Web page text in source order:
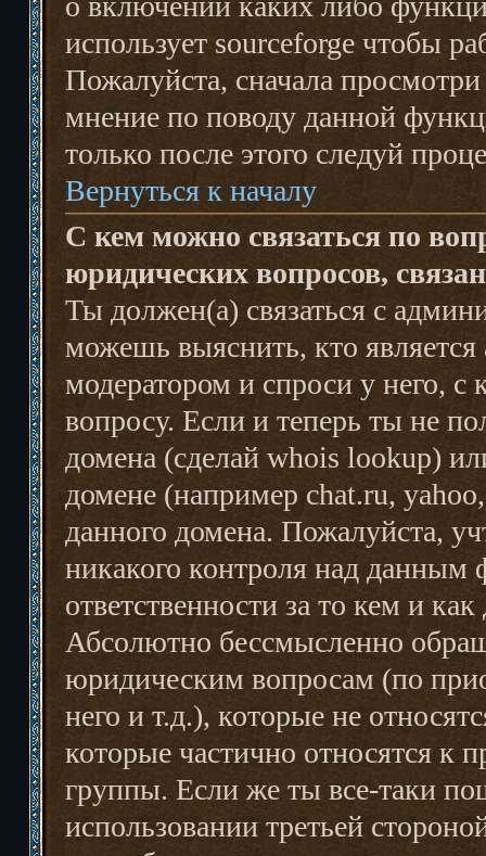
использует sourceforge чтобы
Пожалуйста, сначала
мнение по поводу данной
только после этого следуй
Вернуться к началу
С кем можно связаться по
юридических вопросов,
Ты должен(а) связаться с
можешь выяснить, кто является
модератором и спроси у него,
вопросу. Если и теперь ты не
домена (сделай whois lookup)
домене (например chat.ru,
данного домена. Пожалуйста,
никакого контроля над
ответственности за то кем и
Абсолютно бессмысленно
юридическим вопросам (по
него и т.д.), которые не
которые частично относятся к
группы. Если же ты все-таки
использовании третьей